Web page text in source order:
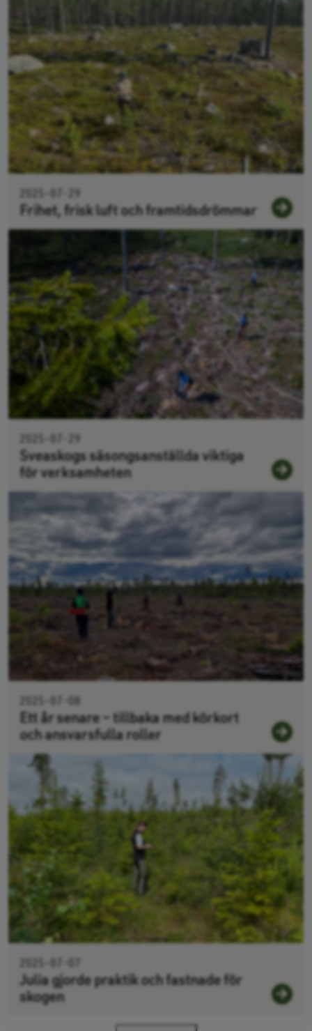
2025-07-29
Frihet, frisk luft och framtidsdrömmar
2025-07-29
Sveaskogs säsongsanställda viktiga
för verksamheten
2025-07-08
Ett år senare – tillbaka med körkort
och ansvarsfulla roller
2025-07-07
Julia gjorde praktik och fastnade för
skogen